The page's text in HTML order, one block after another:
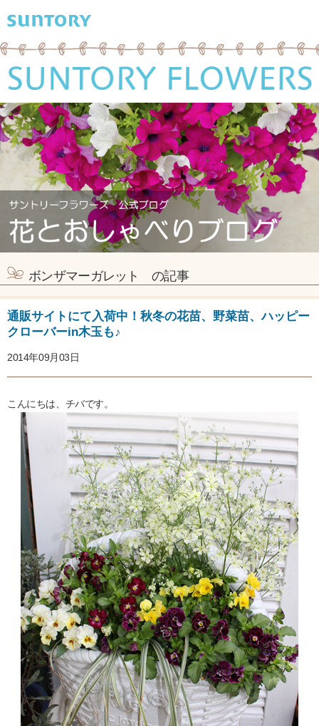
ボンザマーガレット の記事
通販サイトにて入荷中！秋冬の花苗、野菜苗、ハッピー
クローバーin木玉も♪
2014年09月03日
こんにちは、チバです。